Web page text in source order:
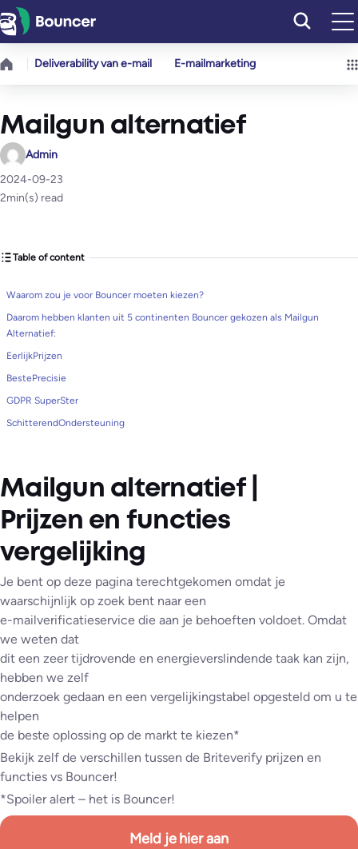
Ga
naar
de
Deliverability van e-mail E-mailmarketing
Mailgun alternatief
Admin
2024-09-23
2min(s) read
Table of content
Waarom zou je voor Bouncer moeten kiezen?
Daarom hebben klanten uit 5 continenten Bouncer gekozen als Mailgun
Alternatief:
EerlijkPrijzen
BestePrecisie
GDPR SuperSter
SchitterendOndersteuning
Mailgun alternatief |
Prijzen en functies
vergelijking
Je bent op deze pagina terechtgekomen omdat je
waarschijnlijk op zoek bent naar een
e-mailverificatieservice die aan je behoeften voldoet. Omdat
we weten dat
dit een zeer tijdrovende en energieverslindende taak kan zijn,
hebben we zelf
onderzoek gedaan en een vergelijkingstabel opgesteld om u te
helpen
de beste oplossing op de markt te kiezen*
Bekijk zelf de verschillen tussen de Briteverify prijzen en
functies vs Bouncer!
*Spoiler alert – het is Bouncer!
Meld je hier aan